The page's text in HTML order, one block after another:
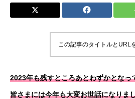
この記事のタイトルとURL
2023年も残すところあとわずかとなっ
皆さまには今年も大変お世話になりま